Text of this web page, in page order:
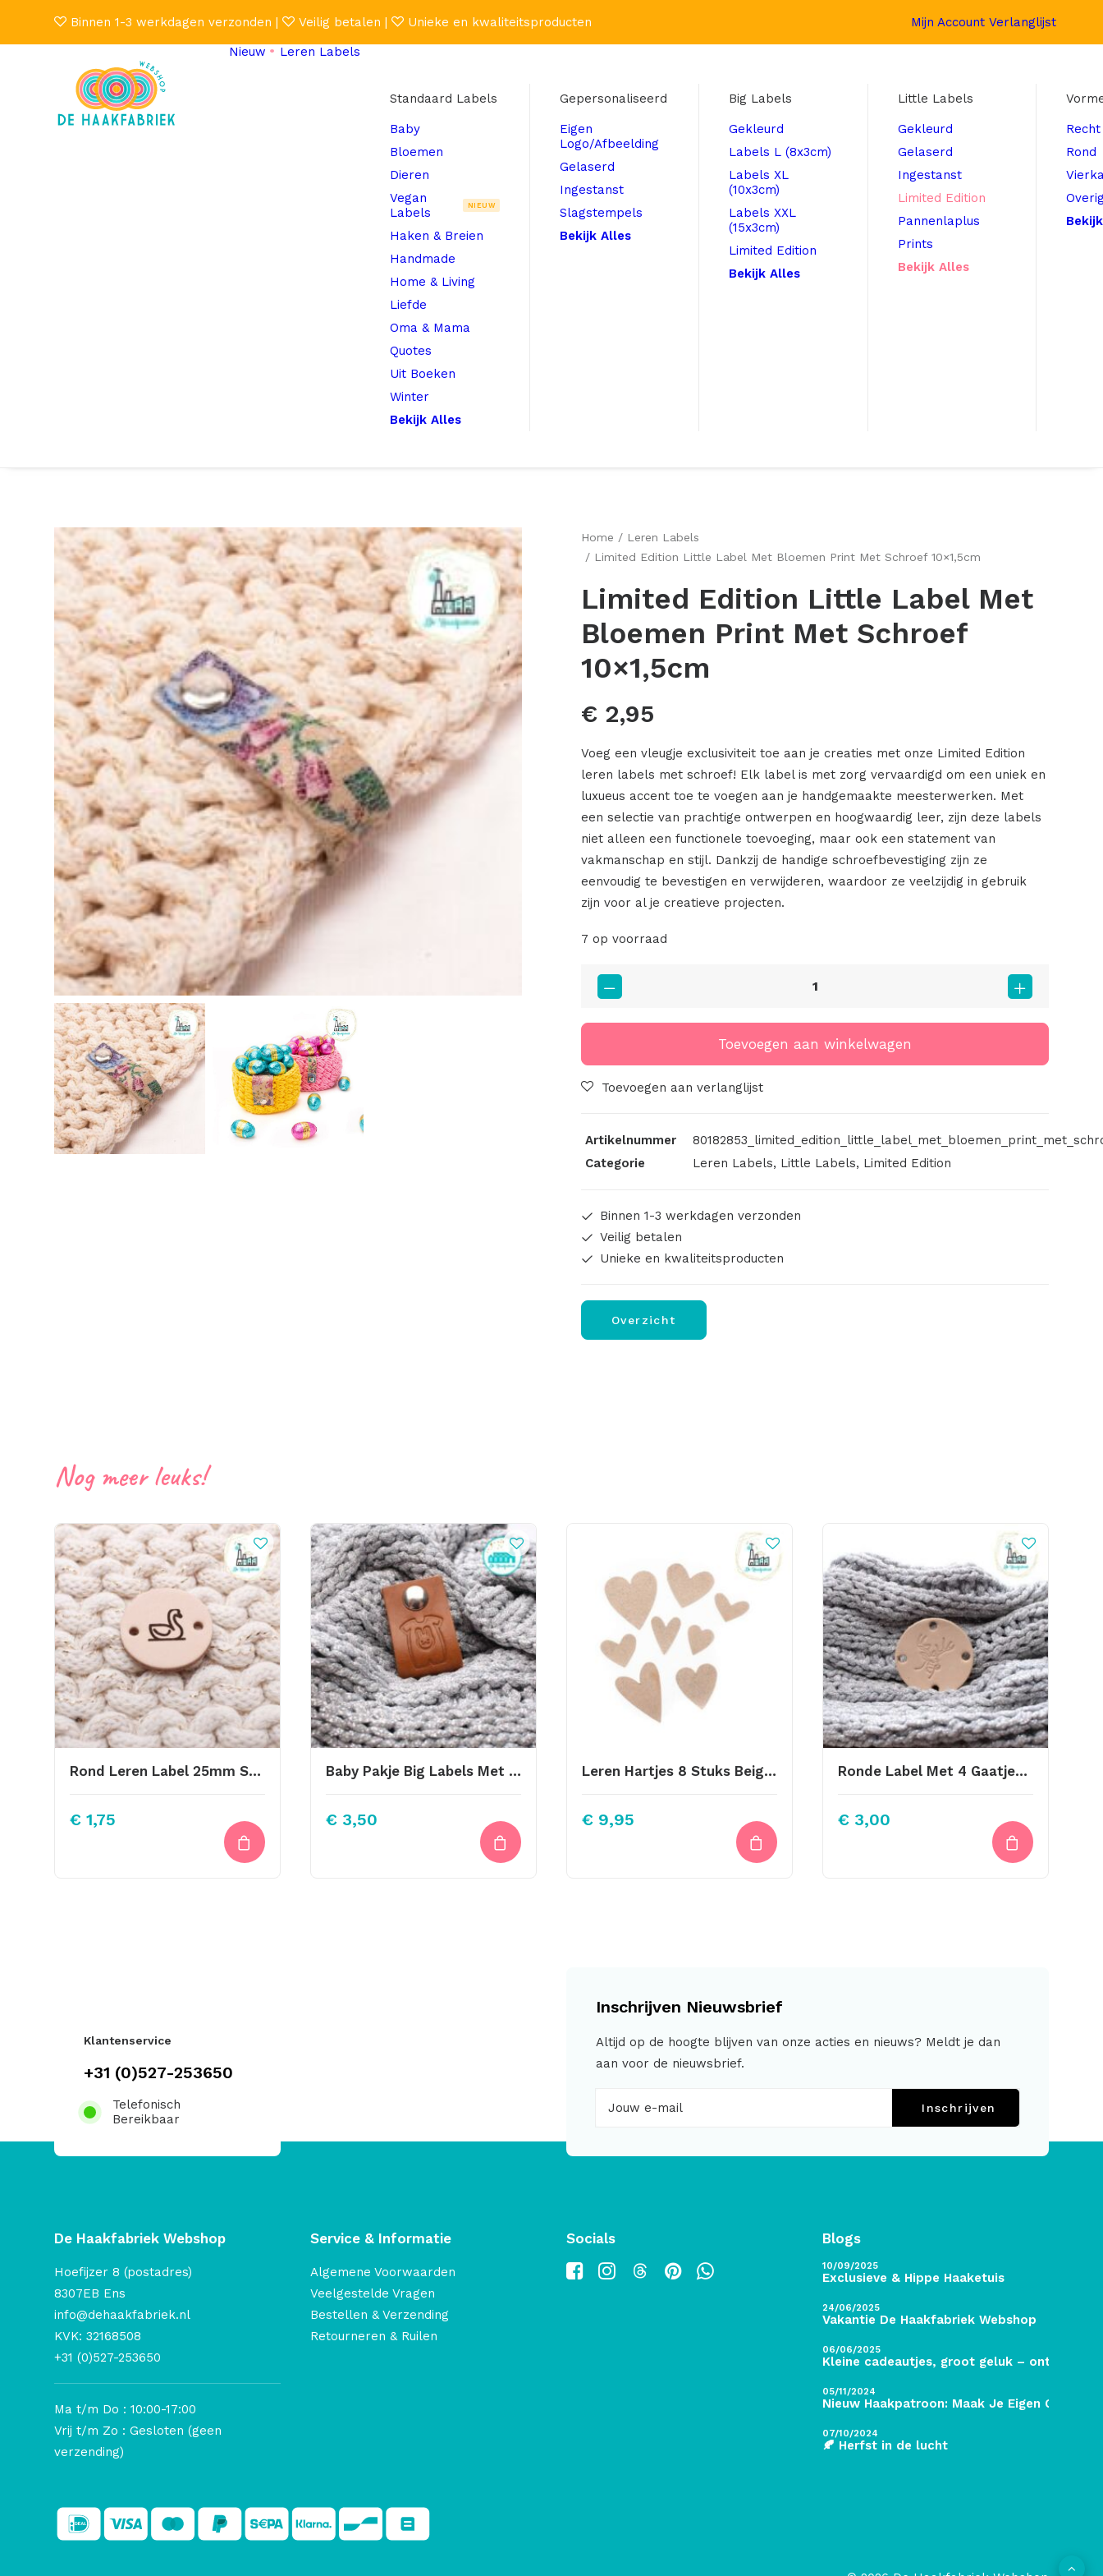
Binnen 1-3 werkdagen verzonden | Veilig betalen | Unieke en kwaliteitsproducten Mijn Account Verlanglijst
Nieuw
Leren Labels
Standaard Labels
Baby
Bloemen
Dieren
Vegan
Labels
NIEUW
Haken & Breien
Handmade
Home & Living
Liefde
Oma & Mama
Quotes
Uit Boeken
Winter
Bekijk Alles
Gepersonaliseerd
Eigen
Logo/Afbeelding
Gelaserd
Ingestanst
Slagstempels
Bekijk Alles
Big Labels
Gekleurd
Labels L (8x3cm)
Labels XL
(10x3cm)
Labels XXL
(15x3cm)
Limited Edition
Bekijk Alles
Little Labels
Gekleurd
Gelaserd
Ingestanst
Limited Edition
Pannenlaplus
Prints
Bekijk Alles
Recht
Rond
Home
Leren Labels
Limited Edition Little Label Met Bloemen Print Met Schroef 10×1,5cm
Limited Edition Little Label Met
Bloemen Print Met Schroef
10×1,5cm
€ 2,95
Voeg een vleugje exclusiviteit toe aan je creaties met onze Limited Edition
leren labels met schroef! Elk label is met zorg vervaardigd om een uniek en
luxueus accent toe te voegen aan je handgemaakte meesterwerken. Met
een selectie van prachtige ontwerpen en hoogwaardig leer, zijn deze labels
niet alleen een functionele toevoeging, maar ook een statement van
vakmanschap en stijl. Dankzij de handige schroefbevestiging zijn ze
eenvoudig te bevestigen en verwijderen, waardoor ze veelzijdig in gebruik
zijn voor al je creatieve projecten.
7 op voorraad
Limited
Edition
Met
Bloemen
Schroef
10x1,5cm
Toevoegen aan winkelwagen
Toevoegen aan verlanglijst
Artikelnummer
Categorie
Leren Labels, Little Labels, Limited Edition
Binnen 1-3 werkdagen verzonden
Veilig betalen
Unieke en kwaliteitsproducten
Overzicht
Nog meer leuks!
Rond Leren Label 25mm Swan
€ 1,75
Baby Pakje Big Labels Met Drukknoop 10x3cm Cognac
€ 3,50
Leren Hartjes 8 Stuks Beige Suede
€ 9,95
Ronde Label Met 4 Gaatjes 45mm Hoofd Rendier
€ 3,00
Klantenservice
+31 (0)527-253650
Telefonisch
Bereikbaar
Inschrijven Nieuwsbrief
Altijd op de hoogte blijven van onze acties en nieuws? Meldt je dan
aan voor de nieuwsbrief.
Inschrijven
De Haakfabriek Webshop
Hoefijzer 8 (postadres)
8307EB Ens
info@dehaakfabriek.nl
KVK: 32168508
+31 (0)527-253650
Ma t/m Do : 10:00-17:00
Vrij t/m Zo : Gesloten (geen
verzending)
Service & Informatie
Algemene Voorwaarden
Veelgestelde Vragen
Bestellen & Verzending
Retourneren & Ruilen
Socials Blogs
10/09/2025
Exclusieve & Hippe Haaketuis
24/06/2025
Vakantie De Haakfabriek Webshop
06/06/2025
Kleine cadeautjes, groot geluk – ontdek de
05/11/2024
Nieuw Haakpatroon: Maak Je Eigen Gave
07/10/2024
🍂 Herfst in de lucht